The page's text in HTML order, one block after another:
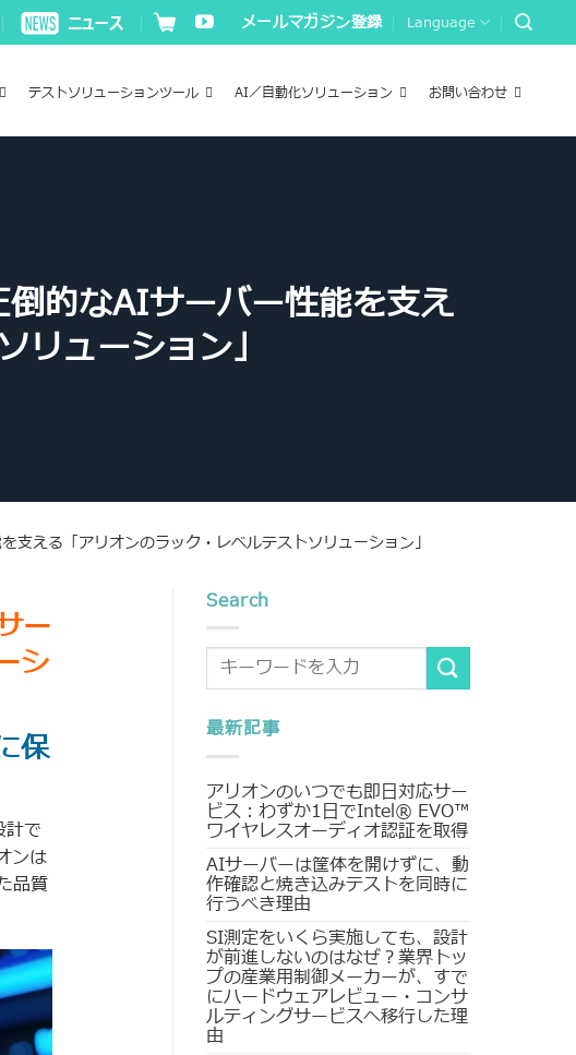
メールマガジン登録 Language
テストソリューションツール AI／自動化ソリューション お問い合わせ
的なAIサーバー性能を支え
リューション」
える「アリオンのラック・レベルテストソリューション」
ー
シ
保
計で
ンは
品質
Search
最新記事
アリオンのいつでも即日対応サー
ビス：わずか1日でIntel® EVO™
ワイヤレスオーディオ認証を取得
AIサーバーは筐体を開けずに、動
作確認と焼き込みテストを同時に
行うべき理由
SI測定をいくら実施しても、設計
が前進しないのはなぜ？業界トッ
プの産業用制御メーカーが、すで
にハードウェアレビュー・コンサ
ルティングサービスへ移行した理
由